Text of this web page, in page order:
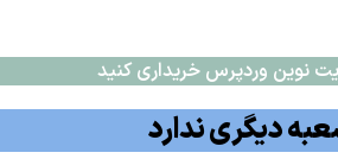
نوین وردپرس خریداری کنید
دیگری ندارد